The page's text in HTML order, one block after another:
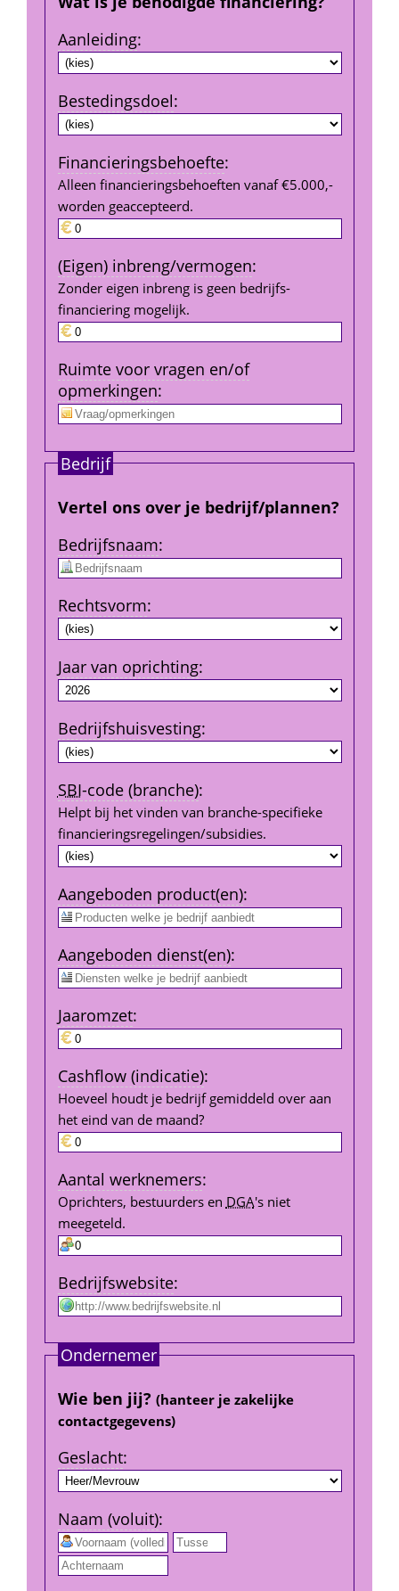
Aanleiding:
Bestedings­doel:
Financierings­behoefte:
Alleen financieringsbehoeften vanaf €5.000,-
worden geaccepteerd.
(Eigen) inbreng/vermogen:
Zonder eigen inbreng is geen bedrijfs­
financiering mogelijk.
Ruimte voor vragen en/of
opmerkingen:
Bedrijf
Vertel ons over je bedrijf/plannen?
Bedrijfs­naam:
Rechtsvorm:
Jaar van oprichting:
Bedrijfshuisvesting:
SBI-code (branche):
Helpt bij het vinden van branche-specifieke
financierings­regelingen/subsidies.
Aangeboden product(en):
Aangeboden dienst(en):
Jaar­omzet:
Cashflow (indicatie):
Hoeveel houdt je bedrijf gemiddeld over aan
het eind van de maand?
Aantal werk­nemers:
Oprichters, bestuurders en DGA's niet
meegeteld.
Bedrijfs­website:
Ondernemer
Wie ben jij? (hanteer je zakelijke
contact­gegevens)
Geslacht:
Naam (voluit):